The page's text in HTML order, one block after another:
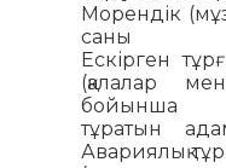
Морендік
саны
Ескірген
(қалалар
бойынша
тұратын
Авариялық